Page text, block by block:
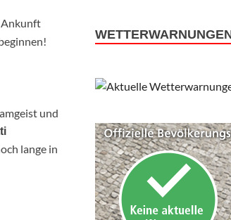
Ankunft
und
lange in